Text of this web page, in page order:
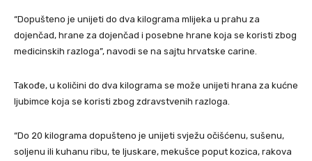
“Dopušteno je unijeti do dva kilograma mlijeka u prahu za
dojenčad, hrane za dojenčad i posebne hrane koja se koristi zbog
medicinskih razloga”, navodi se na sajtu hrvatske carine.
Takođe, u količini do dva kilograma se može unijeti hrana za kućne
ljubimce koja se koristi zbog zdravstvenih razloga.
“Do 20 kilograma dopušteno je unijeti svježu očišćenu, sušenu,
soljenu ili kuhanu ribu, te ljuskare, mekušce poput kozica, rakova